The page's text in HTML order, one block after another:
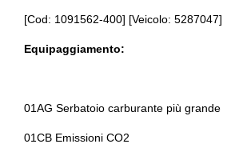
[Cod: 1091562-400] [Veicolo: 5287047]
Equipaggiamento:
01AG Serbatoio carburante più grande
01CB Emissioni CO2